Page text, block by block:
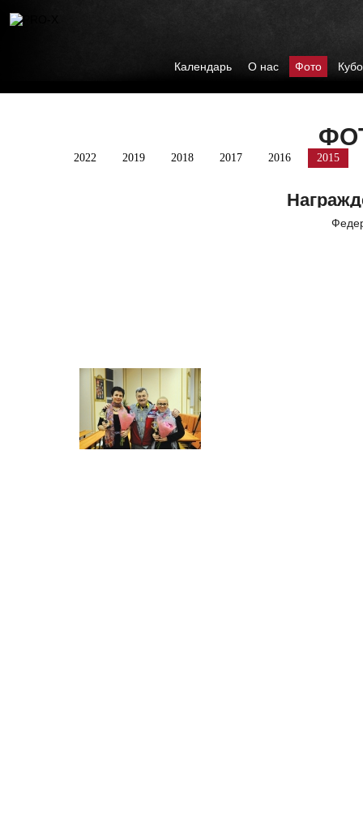
Календарь О нас Фото
2022 2019 2018 2017 2016 2015